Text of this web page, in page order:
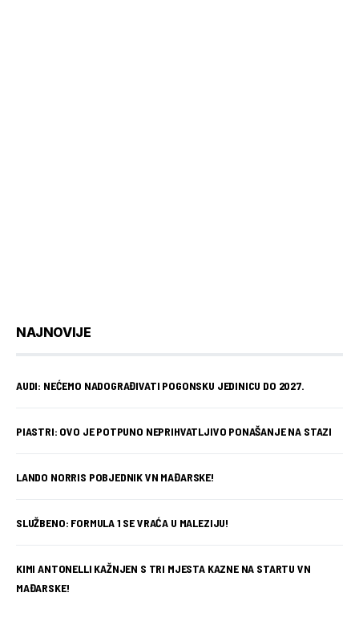
NAJNOVIJE
AUDI: NEĆEMO NADOGRAĐIVATI POGONSKU JEDINICU DO 2027.
PIASTRI: OVO JE POTPUNO NEPRIHVATLJIVO PONAŠANJE NA STAZI
LANDO NORRIS POBJEDNIK VN MAĐARSKE!
SLUŽBENO: FORMULA 1 SE VRAĆA U MALEZIJU!
KIMI ANTONELLI KAŽNJEN S TRI MJESTA KAZNE NA STARTU VN
MAĐARSKE!